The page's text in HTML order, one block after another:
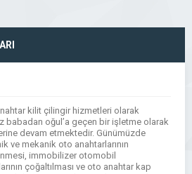
kilit çilingir hizmetleri olarak
babadan oğul’a geçen bir işletme olarak
devam etmektedir. Günümüzde
ve mekanik oto anahtarlarının
immobilizer otomobil
çoğaltılması ve oto anahtar kap